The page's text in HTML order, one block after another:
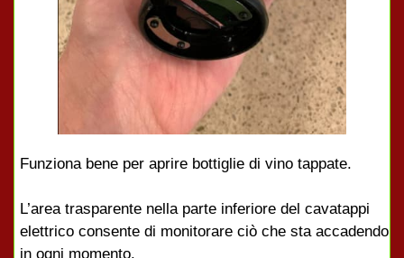
Funziona bene per aprire bottiglie di vino tappate.
L’area trasparente nella parte inferiore del cavatappi
elettrico consente di monitorare ciò che sta accadendo
in ogni momento.